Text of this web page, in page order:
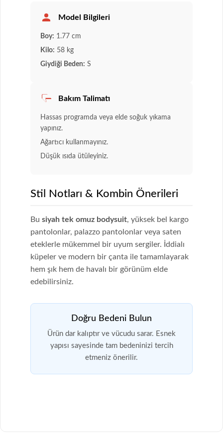
Model Bilgileri
Boy: 1.77 cm
Kilo: 58 kg
Giydiği Beden: S
Bakım Talimatı
Hassas programda veya elde soğuk yıkama
yapınız.
Ağartıcı kullanmayınız.
Düşük ısıda ütüleyiniz.
Stil Notları & Kombin Önerileri
Bu siyah tek omuz bodysuit, yüksek bel kargo
pantolonlar, palazzo pantolonlar veya saten
eteklerle mükemmel bir uyum sergiler. İddialı
küpeler ve modern bir çanta ile tamamlayarak
hem şık hem de havalı bir görünüm elde
edebilirsiniz.
Doğru Bedeni Bulun
Ürün dar kalıptır ve vücudu sarar. Esnek
yapısı sayesinde tam bedeninizi tercih
etmeniz önerilir.